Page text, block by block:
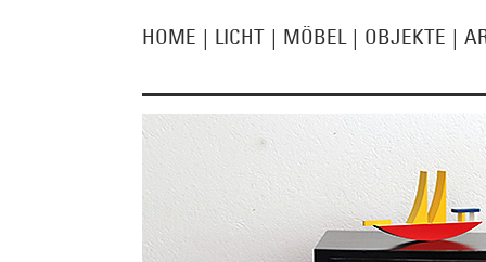
HOME | LICHT | MÖBEL | OBJEKTE |